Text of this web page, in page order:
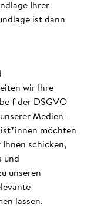
Ihrer
ist dann
wir Ihre
f der DSGVO
Medien-
möchten
schicken,
und
unseren
lassen.